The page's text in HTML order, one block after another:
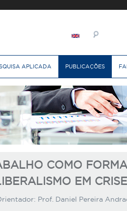
APLICADA PUBLICAÇÕES
COMO
EM CRISE
Prof. Daniel Pereira